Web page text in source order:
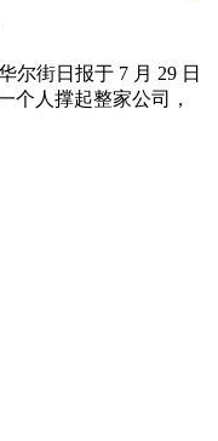
尔街日报于 7 月 29 日
个人撑起整家公司，